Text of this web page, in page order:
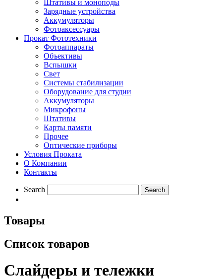
Штативы и моноподы
Зарядные устройства
Аккумуляторы
Фотоаксессуары
Прокат Фототехники
Фотоаппараты
Объективы
Вспышки
Свет
Системы стабилизации
Оборудование для студии
Aккумуляторы
Микрофоны
Штативы
Карты памяти
Прочее
Оптические приборы
Условия Проката
О Компании
Контакты
Search
Товары
Список товаров
Слайдеры и тележки